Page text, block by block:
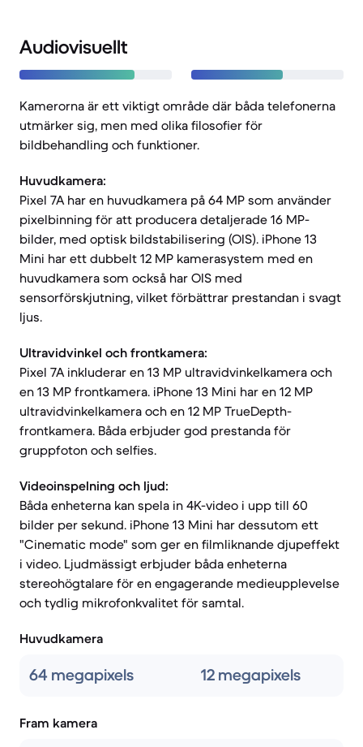
Audiovisuellt
Kamerorna är ett viktigt område där båda telefonerna
utmärker sig, men med olika filosofier för
bildbehandling och funktioner.
Huvudkamera:
Pixel 7A har en huvudkamera på 64 MP som använder
pixelbinning för att producera detaljerade 16 MP-
bilder, med optisk bildstabilisering (OIS). iPhone 13
Mini har ett dubbelt 12 MP kamerasystem med en
huvudkamera som också har OIS med
sensorförskjutning, vilket förbättrar prestandan i svagt
ljus.
Ultravidvinkel och frontkamera:
Pixel 7A inkluderar en 13 MP ultravidvinkelkamera och
en 13 MP frontkamera. iPhone 13 Mini har en 12 MP
ultravidvinkelkamera och en 12 MP TrueDepth-
frontkamera. Båda erbjuder god prestanda för
gruppfoton och selfies.
Videoinspelning och ljud:
Båda enheterna kan spela in 4K-video i upp till 60
bilder per sekund. iPhone 13 Mini har dessutom ett
"Cinematic mode" som ger en filmliknande djupeffekt
i video. Ljudmässigt erbjuder båda enheterna
stereohögtalare för en engagerande medieupplevelse
och tydlig mikrofonkvalitet för samtal.
Huvudkamera
64 megapixels 12 megapixels
Fram kamera